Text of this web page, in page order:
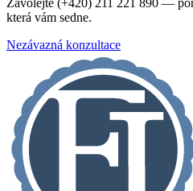
Zavolejte (+420) 211 221 890 —
která vám sedne.
Nezávazná konzultace